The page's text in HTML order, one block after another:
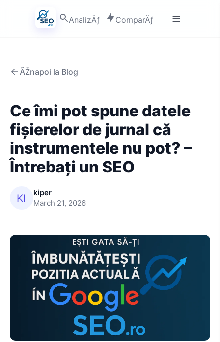
AnalizÄƒ ComparÄƒ
ÃŽnapoi la Blog
Ce îmi pot spune datele
fișierelor de jurnal că
instrumentele nu pot? –
Întrebați un SEO
kiper
March 21, 2026